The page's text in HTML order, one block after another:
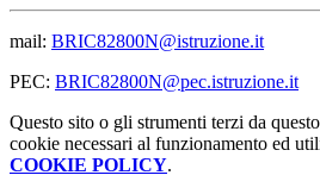
mail: BRIC82800N@istruzione.it
PEC: BRIC82800N@pec.istruzione.it
Questo sito o gli strumenti terzi da
cookie necessari al funzionamento ed
COOKIE POLICY.